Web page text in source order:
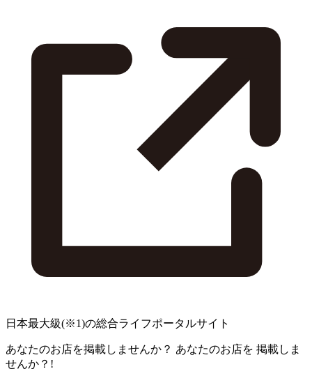
日本最大級(※1)の総合ライフポータルサイト
あなたのお店を掲載しませんか？ あなたのお店を 掲載しま
せんか？!